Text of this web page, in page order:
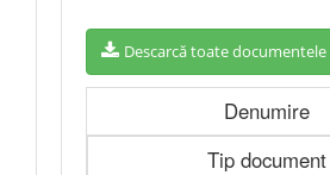
Descarcă toate documentele
Denumire
Tip document